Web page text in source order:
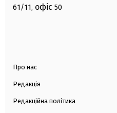
61/11, офіс 50
Про нас
Редакція
Редакційна політика